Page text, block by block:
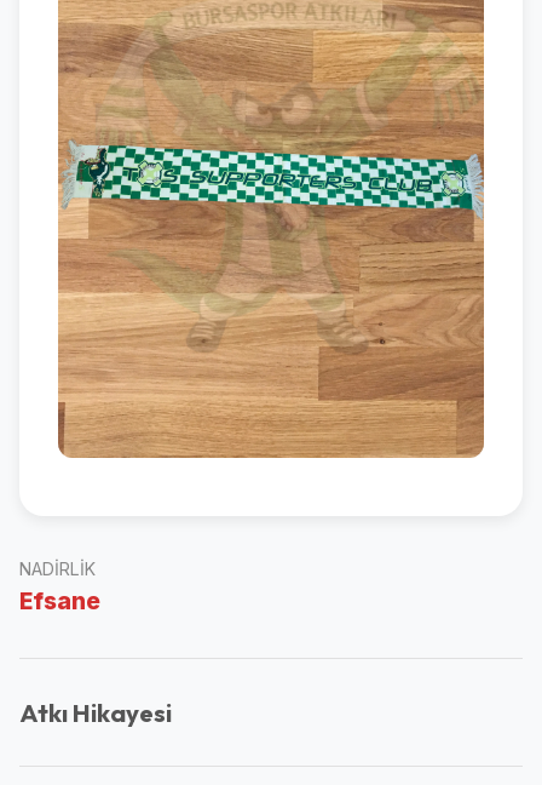
NADIRLIK
Efsane
Atkı Hikayesi